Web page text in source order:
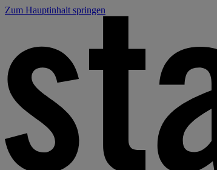
Zum Hauptinhalt springen